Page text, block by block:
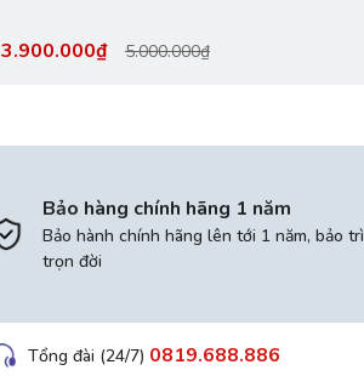
3.900.000₫ 5.000.000₫
Bảo hàng chính hãng 1 năm
Bảo hành chính hãng lên tới 1 năm, bảo trì
trọn đời
Tổng đài (24/7) 0819.688.886